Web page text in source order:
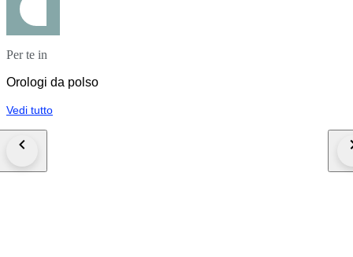
Per te in
Orologi da polso
Vedi tutto